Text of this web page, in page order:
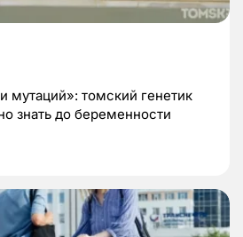
мутаций»: томский генетик
знать до беременности